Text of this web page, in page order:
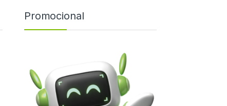
Promocional